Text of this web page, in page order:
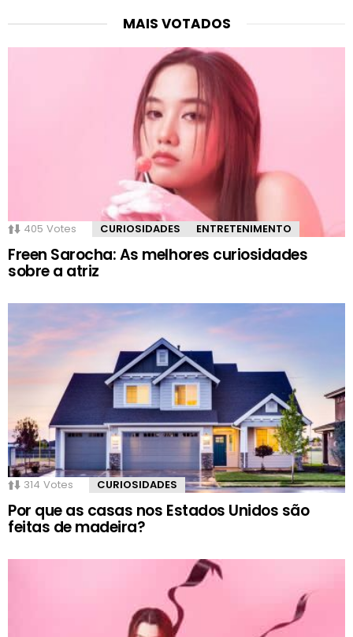
MAIS VOTADOS
405 Votes CURIOSIDADES ENTRETENIMENTO
Freen Sarocha: As melhores curiosidades
sobre a atriz
314 Votes CURIOSIDADES
Por que as casas nos Estados Unidos são
feitas de madeira?